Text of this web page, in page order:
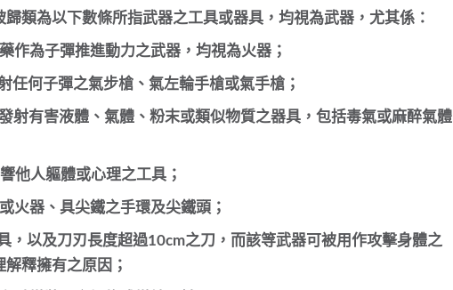
類為以下數條所指武器之工具或器具，均視為武器，尤其係：
作為子彈推進動力之武器，均視為火器；
任何子彈之氣步槍、氣左輪手槍或氣手槍；
射有害液體、氣體、粉末或類似物質之器具，包括毒氣或麻醉氣體
他人軀體或心理之工具；
火器、具尖鐵之手環及尖鐵頭；
，以及刀刃長度超過10cm之刀，而該等武器可被用作攻擊身體之
釋擁有之原因；